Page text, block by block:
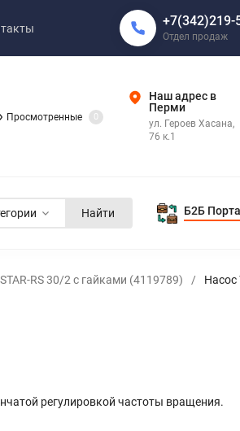
+7(342)219-
Отдел продаж
Просмотренные 0
Наш адрес в
Перми
ул. Героев Хасана,
76 к.1
Найти Б2Б
RS 30/2 с гайками (4119789) / Насос
регулировкой частоты вращения.